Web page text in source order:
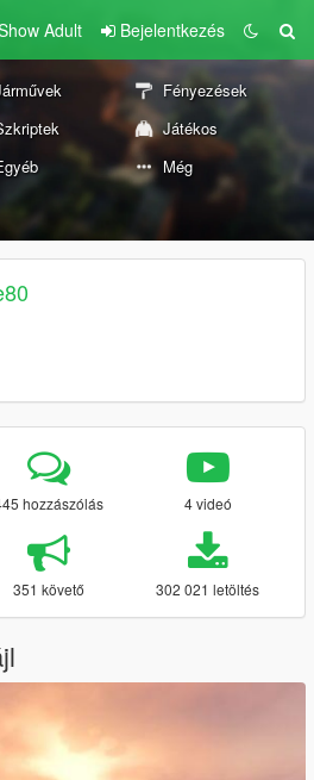
Adult Bejelentkezés
Fényezések
Játékos
Még
hozzászólás 4 videó
351 követő 302 021 letöltés